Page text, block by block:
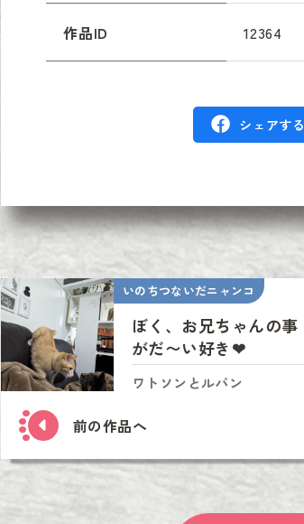
作品ID 12364
シェアする
いのちつないだニャンコ
ぼく、お兄ちゃんの事
がだ〜い好き❤
ワトソンとルパン
前の作品へ